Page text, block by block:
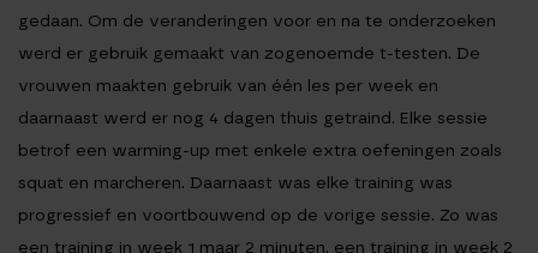
gedaan. Om de veranderingen voor en na te onderzoeken
werd er gebruik gemaakt van zogenoemde t-testen. De
vrouwen maakten gebruik van één les per week en
daarnaast werd er nog 4 dagen thuis getraind. Elke sessie
betrof een warming-up met enkele extra oefeningen zoals
squat en marcheren. Daarnaast was elke training was
progressief en voortbouwend op de vorige sessie. Zo was
een training in week 1 maar 2 minuten, een training in week 2